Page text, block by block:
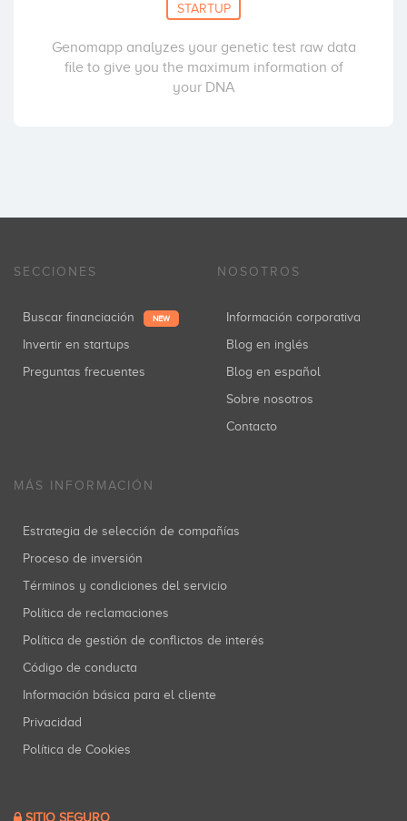
STARTUP
Genomapp analyzes your genetic test raw data
file to give you the maximum information of
your DNA
SECCIONES
Buscar financiación NEW
Invertir en startups
Preguntas frecuentes
NOSOTROS
Información corporativa
Blog en inglés
Blog en español
Sobre nosotros
Contacto
MÁS INFORMACIÓN
Estrategia de selección de compañías
Proceso de inversión
Términos y condiciones del servicio
Política de reclamaciones
Política de gestión de conflictos de interés
Código de conducta
Información básica para el cliente
Privacidad
Política de Cookies
SITIO SEGURO